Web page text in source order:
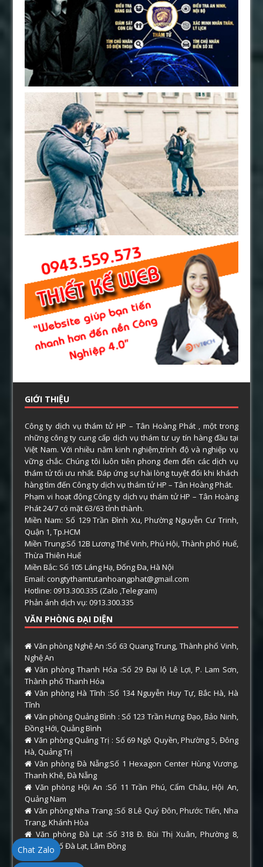
GIỚI THIỆU
Công ty dịch vụ thám tử HP – Tân Hoàng Phát , một trong
những công ty cung cấp dịch vụ thám tư uy tín hàng đầu tại
Việt Nam. Với nhiều năm kinh nghiệm,trình độ và nghiệp vụ
vững chắc. Chúng tôi luôn tiên phong đem đến các dịch vụ
thám tử tối ưu nhất. Đáp ứng sự hài lòng tuyệt đối khi khách
hàng tìm đến Công ty dịch vụ thám tử HP – Tân Hoàng Phát.
Phạm vi hoạt động Công ty dịch vụ thám tử HP – Tân Hoàng
Phát 24/7 có mặt 63/63 tỉnh thành.
Miền Nam: Số 129 Trần Đình Xu, Phường Nguyễn Cư Trinh,
Quận 1, Tp.HCM
Miền Trung:Số 12B Lương Thế Vinh, Phú Hội, Thành phố Huế,
Thừa Thiên Huế
Miền Bắc: Số 105 Láng Hạ, Đống Đa, Hà Nội
Email: congtythamtutanhoangphat@gmail.com
Hotline: 0913.300.335 (Zalo ,Telegram)
Phản ánh dịch vụ: 0913.300.335
VĂN PHÒNG ĐẠI DIỆN
Văn phòng Nghệ An :Số 63 Quang Trung, Thành phố Vinh,
Nghệ An
Văn phòng Thanh Hóa :Số 29 Đại lộ Lê Lợi, P. Lam Sơn,
Thành phố Thanh Hóa
Văn phòng Hà Tĩnh :Số 134 Nguyễn Huy Tự, Bắc Hà, Hà
Tĩnh
Văn phòng Quảng Bình : Số 123 Trần Hưng Đạo, Bảo Ninh,
Đồng Hới, Quảng Bình
Văn phòng Quảng Trị : Số 69 Ngô Quyền, Phường 5, Đông
Hà, Quảng Trị
Văn phòng Đà Nẵng:Số 1 Hexagon Center Hùng Vương,
Thanh Khê, Đà Nẵng
Văn phòng Hội An :Số 11 Trần Phú, Cẩm Châu, Hội An,
Quảng Nam
Văn phòng Nha Trang :Số 8 Lê Quý Đôn, Phước Tiến, Nha
Trang, Khánh Hòa
Văn phòng Đà Lạt :Số 318 Đ. Bùi Thị Xuân, Phường 8,
Thành phố Đà Lạt, Lâm Đồng
Chat Zalo